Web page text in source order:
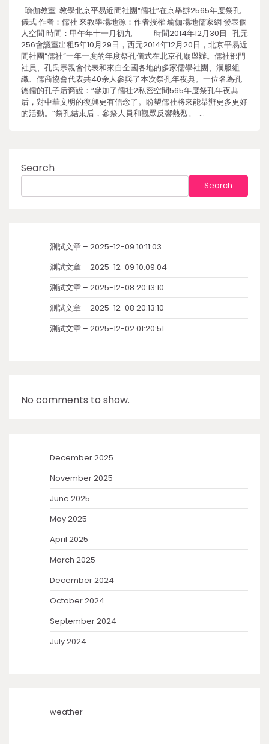
瑜伽教室 教學北京平易近間社團“儒社”在京舉辦2565年度祭孔
儀式 作者：儒社 來教學場地源：作者授權 瑜伽場地儒家網 發表個
人空間 時間：甲午年十一月初九 時間2014年12月30日 孔元
256會議室出租5年10月29日，西元2014年12月20日，北京平易近
間社團“儒社”一年一度的年度祭孔儀式在北京孔廟舉辦。儒社部門
社員、孔氏宗親會代表和來自全國各地的多家儒學社團、漢服組
織、儒商協會代表共40余人參與了本次祭孔年夜典。一位名為孔
德儒的孔子后裔說：“參加了儒社2私密空間565年度祭孔年夜典
后，對中華文明的復興更有信念了。盼望儒社將來能舉辦更多更好
的活動。”祭孔結束后，參祭人員和觀眾反響熱烈。 …
Search
Search
測試文章 – 2025-12-09 10:11:03
測試文章 – 2025-12-09 10:09:04
測試文章 – 2025-12-08 20:13:10
測試文章 – 2025-12-08 20:13:10
測試文章 – 2025-12-02 01:20:51
No comments to show.
December 2025
November 2025
June 2025
May 2025
April 2025
March 2025
December 2024
October 2024
September 2024
July 2024
weather